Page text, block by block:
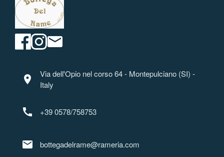
location_on
Via dell'Opio nel corso 64 - Montepulciano (SI) -
Italy
call +39 0578/758753
mail bottegadelrame@rameria.com